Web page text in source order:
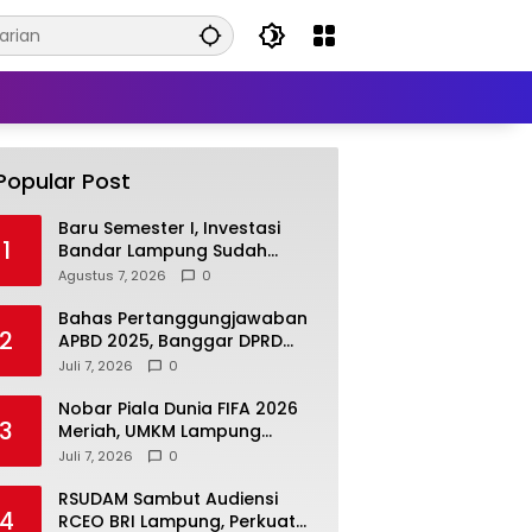
Post
1
Baru Semester I, Investasi
Bandar Lampung Sudah
Rp2,378 Triliun
Agustus 7, 2026 0
2
Bahas Pertanggungjawaban
APBD 2025, Banggar DPRD
Lamsel Minta Program UMKM
Juli 7, 2026 0
3
Nobar Piala Dunia FIFA 2026
Meriah, UMKM Lampung
Selatan Kebanjiran Pembeli
Juli 7, 2026 0
4
RSUDAM Sambut Audiensi
RCEO BRI Lampung, Perkuat